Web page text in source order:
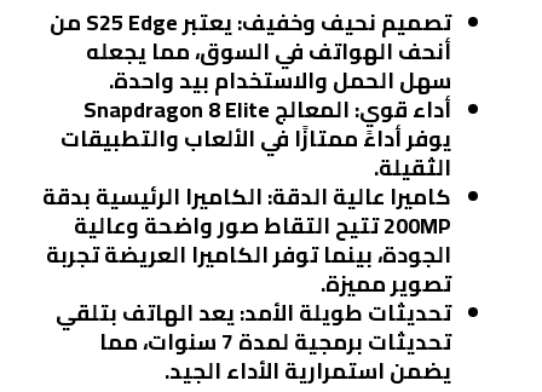
تصميم نحيف وخفيف:
يعتبر S25 Edge من
أنحف الهواتف في السوق، مما يجعله
سهل الحمل والاستخدام بيد واحدة.
أداء قوي: المعالج Snapdragon 8 Elite
يوفر أداءً ممتازًا في الألعاب والتطبيقات
الثقيلة.
كاميرا عالية الدقة:الكاميرا الرئيسية بدقة
200MP تتيح التقاط صور واضحة وعالية
الجودة، بينما توفر الكاميرا العريضة تجربة
تصوير مميزة.
تحديثات طويلة الأمد:يعد الهاتف بتلقي
تحديثات برمجية لمدة 7 سنوات، مما
يضمن استمرارية الأداء الجيد.